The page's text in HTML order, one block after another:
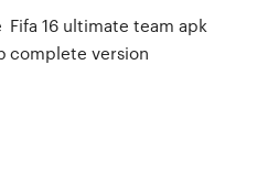
Fifa 16 ultimate team apk
complete version